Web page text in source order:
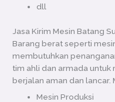
dll
Jasa Kirim Mesin Batang
Barang berat seperti
membutuhkan
tim ahli dan armada
berjalan aman dan lancar.
Mesin Produksi